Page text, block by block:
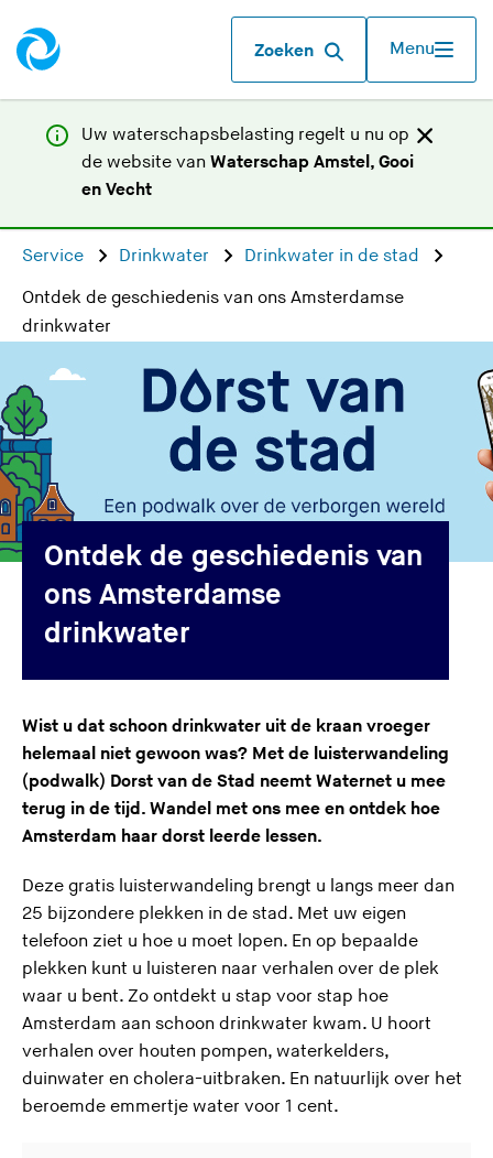
Zoeken Menu
Uw waterschapsbelasting regelt u nu op
de website van Waterschap Amstel, Gooi
en Vecht(
v
r
a
t
e
s
t
e
Service Drinkwater
Drinkwater in de stad
Ontdek de geschiedenis van ons Amsterdamse
drinkwater
Ontdek de geschiedenis van
ons Amsterdamse
drinkwater
Wist u dat schoon drinkwater uit de kraan vroeger
helemaal niet gewoon was? Met de luisterwandeling
(podwalk) Dorst van de Stad neemt Waternet u mee
terug in de tijd. Wandel met ons mee en ontdek hoe
Amsterdam haar dorst leerde lessen.
Deze gratis luisterwandeling brengt u langs meer dan
25 bijzondere plekken in de stad. Met uw eigen
telefoon ziet u hoe u moet lopen. En op bepaalde
plekken kunt u luisteren naar verhalen over de plek
waar u bent. Zo ontdekt u stap voor stap hoe
Amsterdam aan schoon drinkwater kwam. U hoort
verhalen over houten pompen, waterkelders,
duinwater en cholera-uitbraken. En natuurlijk over het
beroemde emmertje water voor 1 cent.